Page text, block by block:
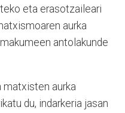
eta erasotzaileari
aurka
antolakunde
matxisten aurka
du, indarkeria jasan